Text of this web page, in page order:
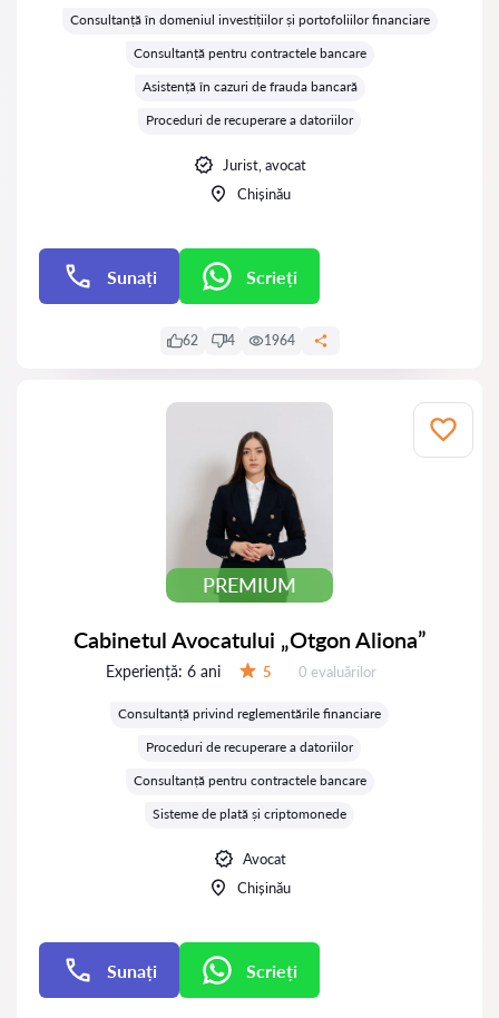
Consultanță în domeniul investițiilor și portofoliilor financiare
Consultanță pentru contractele bancare
Asistență în cazuri de frauda bancară
Proceduri de recuperare a datoriilor
Jurist, avocat
Chișinău
Sunați Scrieți
62 4 1964
PREMIUM
Cabinetul Avocatului „Otgon Aliona”
Experiență: 6 ani 5 Evaluărilor:
0 evaluărilor
Consultanță privind reglementările financiare
Proceduri de recuperare a datoriilor
Consultanță pentru contractele bancare
Sisteme de plată și criptomonede
Avocat
Chișinău
Sunați Scrieți